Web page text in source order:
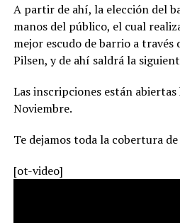
A partir de ahí, la elección del
manos del público, el cual
mejor escudo de barrio a través
Pilsen, y de ahí saldrá la
Las inscripciones están abiertas
Noviembre.
Te dejamos toda la cobertura de
[ot-video]